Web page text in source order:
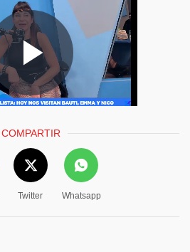
COMPARTIR
Twitter Whatsapp